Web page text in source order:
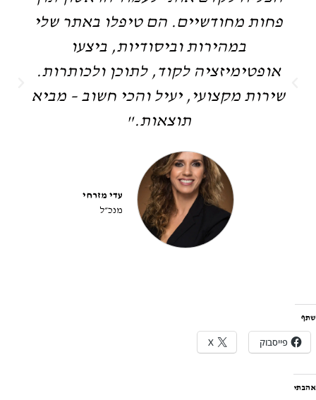
פחות מחודשיים. הם טיפלו באתר שלי
במהירות וביסודיות, ביצעו
אופטימיזציה לקוד, לתוכן ולכותרות.
שירות מקצועי, יעיל והכי חשוב – מביא
תוצאות."
עדי מזרחי
מנכ״ל
שתף
פייסבוק X
אהבתי